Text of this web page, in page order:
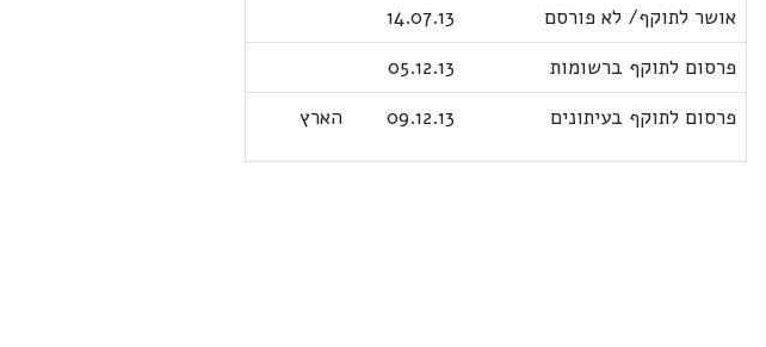
אושר לתוקף/ לא פורסם
14.07.13
פרסום לתוקף ברשומות
05.12.13
פרסום לתוקף בעיתונים
09.12.13 הארץ